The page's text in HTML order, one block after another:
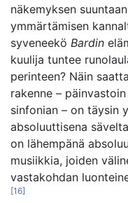
näkemyksen
ymmärtämisen
syveneekö Bardin
kuulija tuntee
perinteen? Näin
rakenne –
sinfonian – on täysin
absoluuttisena
on lähempänä
musiikkia, joiden
vastakohdan
[16]